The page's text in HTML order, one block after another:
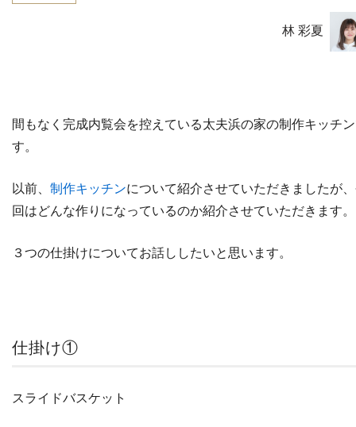
林 彩夏
間もなく完成内覧会を控えている太夫浜の家の制作キッチ
す。
以前、 制作キッチンについて紹介させていただきましたが
回はどんな作りになっているのか紹介させていただきます。
３つの仕掛けについてお話ししたいと思います。
仕掛け①
スライドバスケット